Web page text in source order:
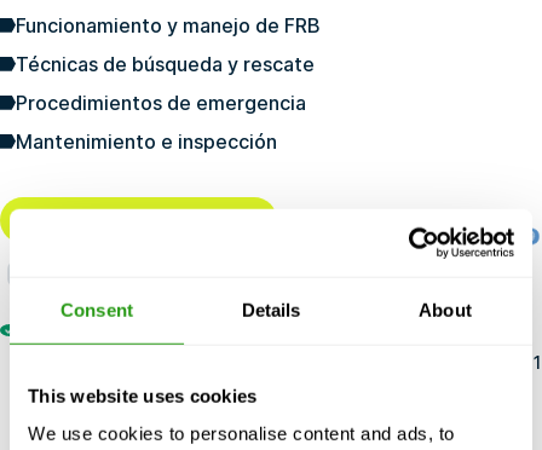
Consent Details About
This website uses cookies
We use cookies to personalise content and ads, to
Funcionamiento y manejo de FRB
Técnicas de búsqueda y rescate
Procedimientos de emergencia
Mantenimiento e inspección
CURSO CERTIFICADO POR
adelantado, y nosotros nunca cancelamos. Incluso con sólo 1
participante.